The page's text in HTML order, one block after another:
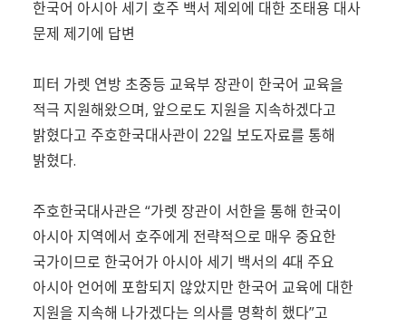
한국어 아시아 세기 호주 백서 제외에 대한 조태용 대사
문제 제기에 답변
피터 가렛 연방 초중등 교육부 장관이 한국어 교육을
적극 지원해왔으며, 앞으로도 지원을 지속하겠다고
밝혔다고 주호한국대사관이 22일 보도자료를 통해
밝혔다.
주호한국대사관은 “가렛 장관이 서한을 통해 한국이
아시아 지역에서 호주에게 전략적으로 매우 중요한
국가이므로 한국어가 아시아 세기 백서의 4대 주요
아시아 언어에 포함되지 않았지만 한국어 교육에 대한
지원을 지속해 나가겠다는 의사를 명확히 했다”고